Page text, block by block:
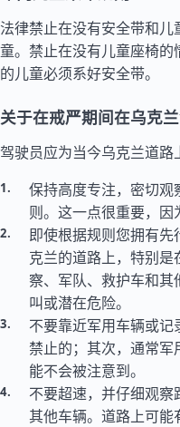
法律禁止在没有安全带和
童。禁止在没有儿童座椅
的儿童必须系好安全带。
关于在戒严期间在乌克
驾驶员应为当今乌克兰道路
保持高度专注，密切
则。这一点很重要，因
即使根据规则您拥有
克兰的道路上，特别
察、军队、救护车和
叫或潜在危险。
不要靠近军用车辆或
禁止的；其次，通常
能不会被注意到。
不要超速，并仔细观
其他车辆。道路上可能